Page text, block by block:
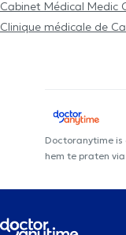
Cabinet Médical Medic
Clinique médicale de
Doctoranytime is
hem te praten